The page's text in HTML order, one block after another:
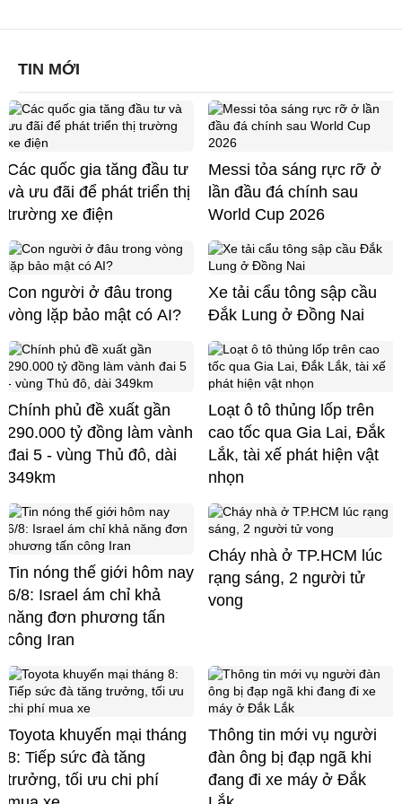
TIN MỚI
Các quốc gia tăng đầu tư
và ưu đãi để phát triển thị
trường xe điện
Messi tỏa sáng rực rỡ ở
lần đầu đá chính sau
World Cup 2026
Con người ở đâu trong
vòng lặp bảo mật có AI?
Xe tải cẩu tông sập cầu
Đắk Lung ở Đồng Nai
Chính phủ đề xuất gần
290.000 tỷ đồng làm vành
đai 5 - vùng Thủ đô, dài
349km
Loạt ô tô thủng lốp trên
cao tốc qua Gia Lai, Đắk
Lắk, tài xế phát hiện vật
nhọn
Tin nóng thế giới hôm nay
6/8: Israel ám chỉ khả
năng đơn phương tấn
công Iran
Cháy nhà ở TP.HCM lúc
rạng sáng, 2 người tử
vong
Toyota khuyến mại tháng
8: Tiếp sức đà tăng
trưởng, tối ưu chi phí
Thông tin mới vụ người
đàn ông bị đạp ngã khi
đang đi xe máy ở Đắk